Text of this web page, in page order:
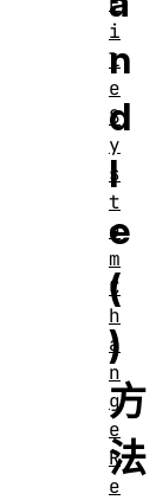
n
d
l
e
(
)
方
法
i
l
e
S
y
s
t
e
m
C
h
a
n
g
e
R
e